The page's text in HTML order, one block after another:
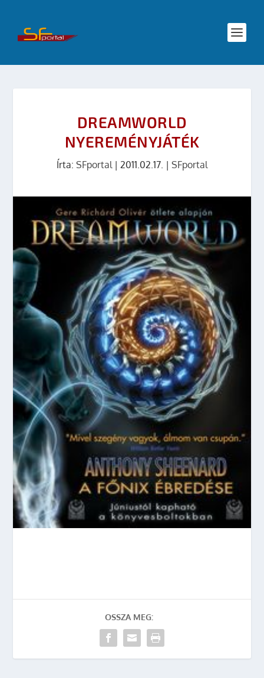
DREAMWORLD
NYEREMÉNYJÁTÉK
Írta: SFportal| 2011.02.17. | SFportal
OSSZA MEG: